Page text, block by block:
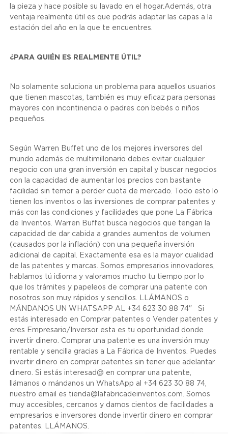
la pieza y hace posible su lavado en el hogar.Además, otra
ventaja realmente útil es que podrás adaptar las capas a la
estación del año en la que te encuentres.
¿PARA QUIÉN ES REALMENTE ÚTIL?
No solamente soluciona un problema para aquellos usuarios
que tienen mascotas, también es muy eficaz para personas
mayores con incontinencia o padres con bebés o niños
pequeños.
Según Warren Buffet uno de los mejores inversores del
mundo además de multimillonario debes evitar cualquier
negocio con una gran inversión en capital y buscar negocios
con la capacidad de aumentar los precios con bastante
facilidad sin temor a perder cuota de mercado. Todo esto lo
tienen los inventos o las inversiones de comprar patentes y
más con las condiciones y facilidades que pone La Fábrica
de Inventos. Warren Buffet busca negocios que tengan la
capacidad de dar cabida a grandes aumentos de volumen
(causados por la inflación) con una pequeña inversión
adicional de capital. Exactamente esa es la mayor cualidad
de las patentes y marcas. Somos empresarios innovadores,
hablamos tú idioma y valoramos mucho tu tiempo por lo
que los trámites y papeleos de comprar una patente con
nosotros son muy rápidos y sencillos. LLÁMANOS o
MÁNDANOS UN WHATSAPP AL +34 623 30 88 74" Si
estás interesado en Comprar patentes o Vender patentes y
eres Empresario/Inversor esta es tu oportunidad donde
invertir dinero. Comprar una patente es una inversión muy
rentable y sencilla gracias a La Fábrica de Inventos. Puedes
invertir dinero en comprar patentes sin tener que adelantar
dinero. Si estás interesad@ en comprar una patente,
llámanos o mándanos un WhatsApp al +34 623 30 88 74,
nuestro email es tienda@lafabricadeinventos.com. Somos
muy accesibles, cercanos y damos cientos de facilidades a
empresarios e inversores donde invertir dinero en comprar
patentes. LLÁMANOS.